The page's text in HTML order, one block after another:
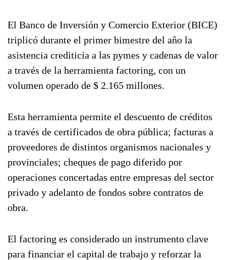
El Banco de Inversión y Comercio Exterior (BICE)
triplicó durante el primer bimestre del año la
asistencia crediticia a las pymes y cadenas de valor
a través de la herramienta factoring, con un
volumen operado de $ 2.165 millones.
Esta herramienta permite el descuento de créditos
a través de certificados de obra pública; facturas a
proveedores de distintos organismos nacionales y
provinciales; cheques de pago diferido por
operaciones concertadas entre empresas del sector
privado y adelanto de fondos sobre contratos de
obra.
El factoring es considerado un instrumento clave
para financiar el capital de trabajo y reforzar la